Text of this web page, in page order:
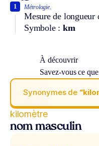
Métrologie.
Mesure de longueur
Symbole : km
1
À découvrir
Savez-vous ce
Synonymes de
kilomètre
nom masculin